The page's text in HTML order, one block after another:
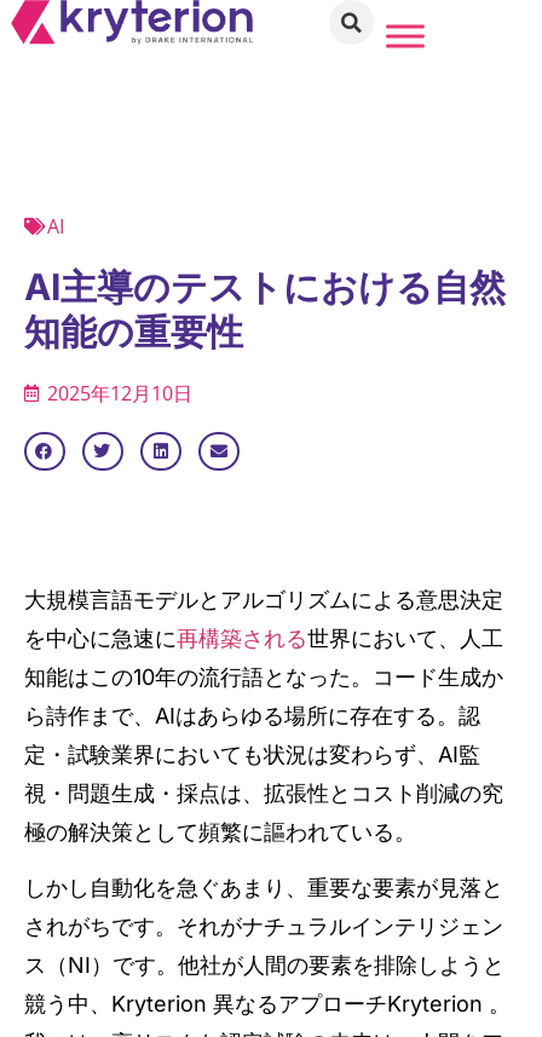
AI
AI主導のテストにおける自然
知能の重要性
2025年12月10日
大規模言語モデルとアルゴリズムによる意思決定
を中心に急速に再構築される世界において、人工
知能はこの10年の流行語となった。コード生成か
ら詩作まで、AIはあらゆる場所に存在する。認
定・試験業界においても状況は変わらず、AI監
視・問題生成・採点は、拡張性とコスト削減の究
極の解決策として頻繁に謳われている。
しかし自動化を急ぐあまり、重要な要素が見落と
されがちです。それがナチュラルインテリジェン
ス（NI）です。他社が人間の要素を排除しようと
競う中、Kryterion 異なるアプローチKryterion 。